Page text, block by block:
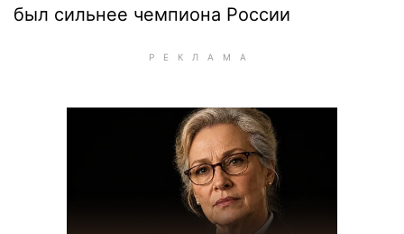
был сильнее чемпиона России